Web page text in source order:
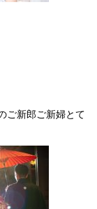
ご新郎ご新婦とて